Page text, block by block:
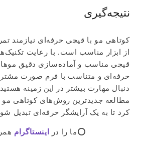
نتیجه‌گیری
کوتاهی مو با قیچی حرفه‌ای نیازمند
از ابزار مناسب است. با رعایت
قیچی مناسب و آماده‌سازی دقیق موها،
حرفه‌ای و متناسب با فرم صورت مشتری
دنبال مهارت بیشتر در این زمینه
مطالعه جدیدترین روش‌های کوتاهی
کرد تا به یک آرایشگر حرفه‌ای تبدیل
⭕ما را در اینستاگرام